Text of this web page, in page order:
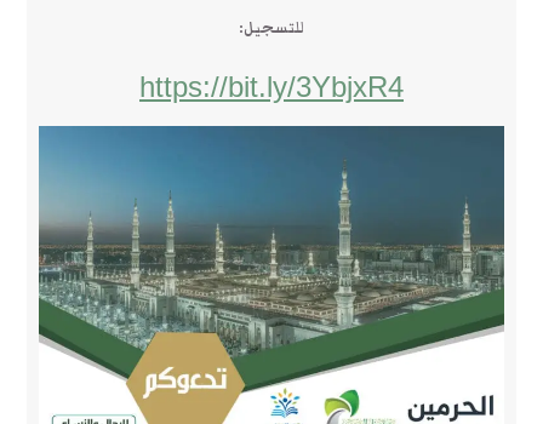
للتسجيل:
https://bit.ly/3YbjxR4